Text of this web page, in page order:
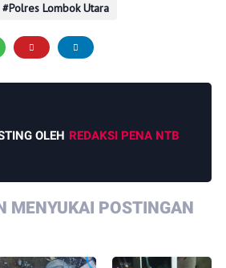
Polres Lombok Utara
OLEH REDAKSI PENA NTB
MENYUKAI POSTINGAN